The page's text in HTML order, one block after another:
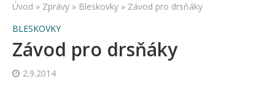
Úvod » Zprávy » Bleskovky » Závod pro drsňáky
BLESKOVKY
Závod pro drsňáky
2.9.2014